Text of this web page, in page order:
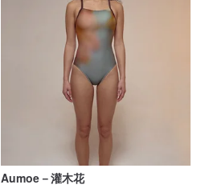
Aumoe－灌木花